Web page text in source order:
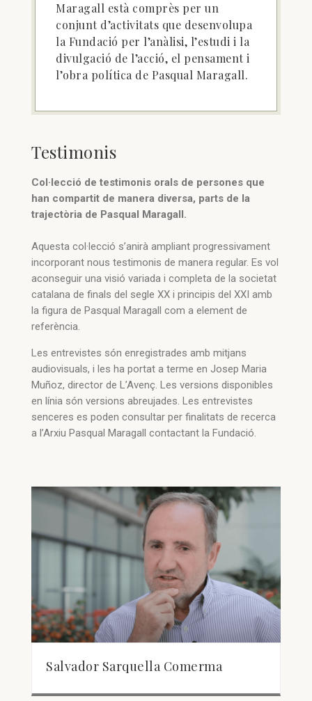
Maragall està comprès per un
conjunt d’activitats que desenvolupa
la Fundació per l’anàlisi, l’estudi i la
divulgació de l’acció, el pensament i
l’obra política de Pasqual Maragall.
Testimonis
Col·lecció de testimonis orals de persones que
han compartit de manera diversa, parts de la
trajectòria de Pasqual Maragall.
Aquesta col·lecció s’anirà ampliant progressivament
incorporant nous testimonis de manera regular. Es vol
aconseguir una visió variada i completa de la societat
catalana de finals del segle XX i principis del XXI amb
la figura de Pasqual Maragall com a element de
referència.
Les entrevistes són enregistrades amb mitjans
audiovisuals, i les ha portat a terme en Josep Maria
Muñoz, director de L’Avenç. Les versions disponibles
en línia són versions abreujades. Les entrevistes
senceres es poden consultar per finalitats de recerca
a l’Arxiu Pasqual Maragall contactant la Fundació.
Salvador Sarquella Comerma